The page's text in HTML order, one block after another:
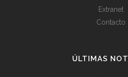
Extranet
Contacto
ÚLTIMAS